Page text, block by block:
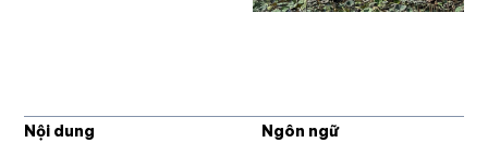
Nội dung Ngôn ngữ